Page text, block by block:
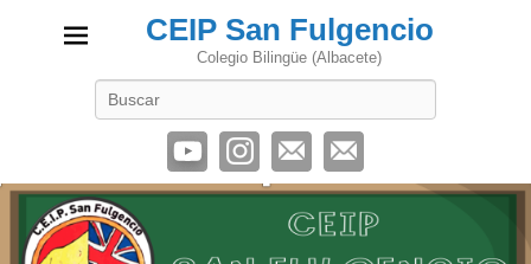
CEIP San Fulgencio
Colegio Bilingüe (Albacete)